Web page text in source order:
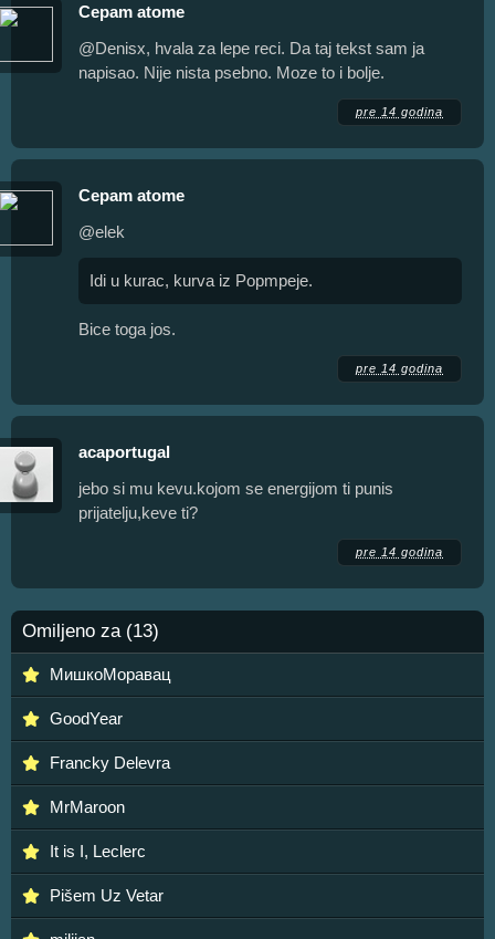
Cepam atome
@Denisx, hvala za lepe reci. Da taj tekst sam ja
napisao. Nije nista psebno. Moze to i bolje.
pre 14 godina
Cepam atome
@elek
Idi u kurac, kurva iz Popmpeje.
Bice toga jos.
pre 14 godina
acaportugal
jebo si mu kevu.kojom se energijom ti punis
prijatelju,keve ti?
pre 14 godina
Omiljeno za (13)
МишкоМоравац
GoodYear
Francky Delevra
MrMaroon
It is I, Leclerc
Pišem Uz Vetar